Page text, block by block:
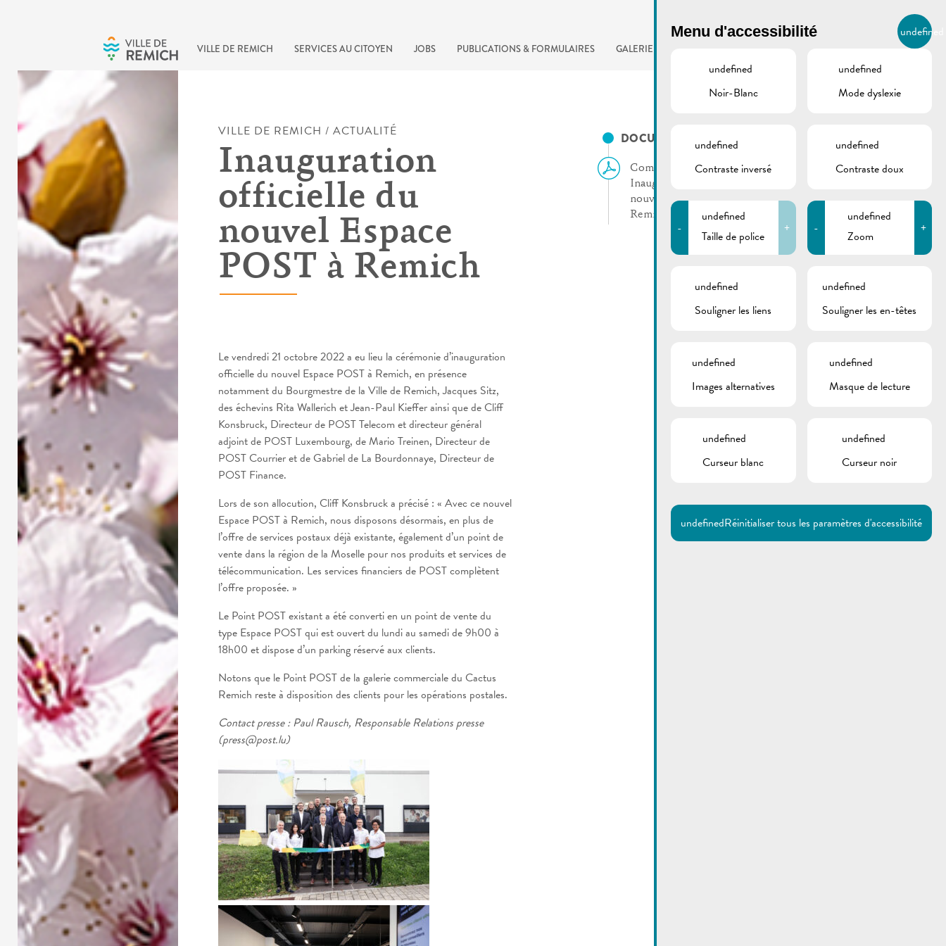
VILLE DE REMICH SERVICES AU CITOYEN JOBS PUBLICATIONS & FORMULAIRES GALERIE FR
BIERGER.REMICH.LU
VILLE DE REMICH / ACTUALITÉ
Inauguration
officielle du
nouvel Espace
POST à Remich
Le vendredi 21 octobre 2022 a eu lieu la cérémonie d’inauguration
officielle du nouvel Espace POST à Remich, en présence
notamment du Bourgmestre de la Ville de Remich, Jacques Sitz,
des échevins Rita Wallerich et Jean-Paul Kieffer ainsi que de Cliff
Konsbruck, Directeur de POST Telecom et directeur général
adjoint de POST Luxembourg, de Mario Treinen, Directeur de
POST Courrier et de Gabriel de La Bourdonnaye, Directeur de
POST Finance.
Lors de son allocution, Cliff Konsbruck a précisé : « Avec ce nouvel
Espace POST à Remich, nous disposons désormais, en plus de
l’offre de services postaux déjà existante, également d’un point de
vente dans la région de la Moselle pour nos produits et services de
télécommunication. Les services financiers de POST complètent
l’offre proposée. »
Le Point POST existant a été converti en un point de vente du
type Espace POST qui est ouvert du lundi au samedi de 9h00 à
18h00 et dispose d’un parking réservé aux clients.
Notons que le Point POST de la galerie commerciale du Cactus
Remich reste à disposition des clients pour les opérations postales.
Contact presse : Paul Rausch, Responsable Relations presse
(press@post.lu)
DOCUMENTS
Communiqué de presse :
Inauguration officielle du
nouvel Espace POST à
Remich
Menu d'accessibilité undefined
undefined
Noir-Blanc
undefined
Mode dyslexie
undefined
Contraste inversé
undefined
Contraste doux
-
undefined
Taille de police
+ -
undefined
Zoom
+
undefined
Souligner les liens
undefined
Souligner les en-têtes
undefined
Images alternatives
undefined
Masque de lecture
undefined
Curseur blanc
undefined
Curseur noir
undefinedRéinitialiser tous les paramètres d'accessibilité